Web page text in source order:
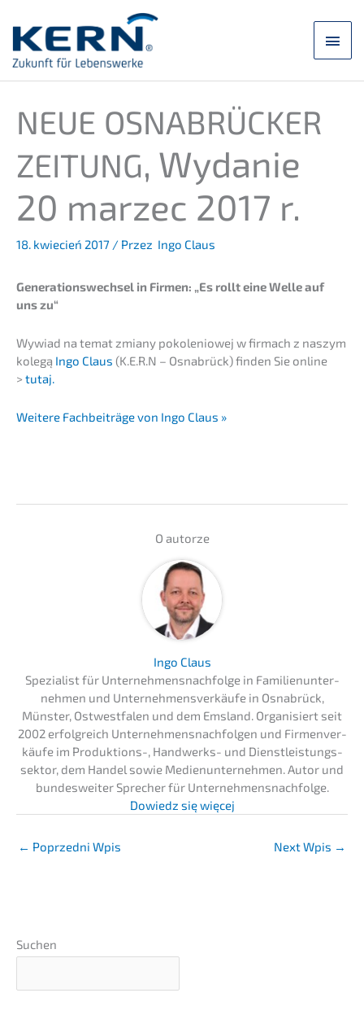
dź
treści
NEUE OSNABRÜCKER
ZEITUNG, Wydanie
20 marzec 2017 r.
18. kwiecień 2017 / Przez Ingo Claus
Generations­wechsel in Firmen: „Es rollt eine Welle auf
uns zu“
Wywiad na temat zmiany pokolenio­wej w firmach z naszym
kolegą Ingo Claus (K.E.R.N – Osnabrück) finden Sie online
> tutaj.
Weite­re Fachbei­trä­ge von Ingo Claus »
O autor­ze
Ingo Claus
Spezia­list für Unternehmens­nachfolge in Famili­en­un­ter­
neh­men und Unter­neh­mens­ver­käu­fe in Osnabrück,
Münster, Ostwest­fa­len und dem Emsland. Organi­siert seit
2002 erfolg­reich Unter­neh­mens­nach­fol­gen und Firmen­ver­
käu­fe im Produk­ti­ons-, Handwerks- und Dienst­leis­tungs­
sek­tor, dem Handel sowie Medien­un­ter­neh­men. Autor und
bundes­wei­ter Sprecher für Unternehmens­nachfolge.
Dowiedz się więcej
← Poprzedni Wpis Next Wpis →
Suchen